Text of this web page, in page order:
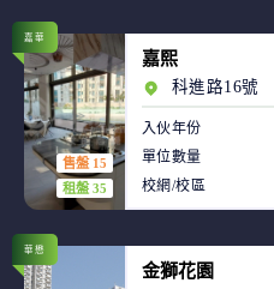
售盤 15
租盤 35
嘉華
嘉熙
科進路16號
入伙年份
單位數量
校網/校區
華懋
金獅花園